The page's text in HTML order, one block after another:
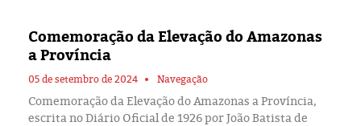
Comemoração da Elevação do Amazonas
a Província
05 de setembro de 2024 Navegação
Comemoração da Elevação do Amazonas a Província,
escrita no Diário Oficial de 1926 por João Batista de